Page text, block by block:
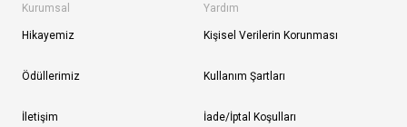
Kurumsal
Hikayemiz
Ödüllerimiz
İletişim
Yardım
Kişisel Verilerin Korunması
Kullanım Şartları
İade/İptal Koşulları